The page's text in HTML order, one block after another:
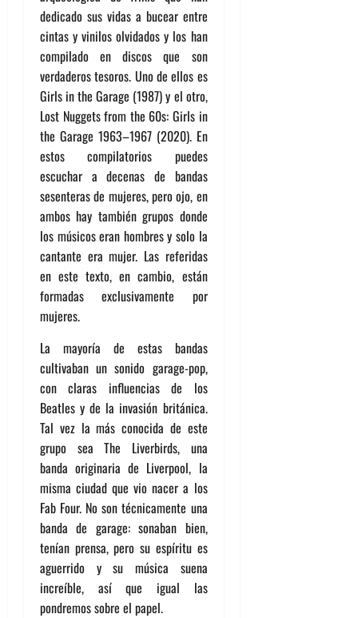
dedicado sus vidas a bucear entre
cintas y vinilos olvidados y los han
compilado en discos que son
verdaderos tesoros. Uno de ellos es
Girls in the Garage (1987) y el otro,
Lost Nuggets from the 60s: Girls in
the Garage 1963–1967 (2020). En
estos compilatorios puedes
escuchar a decenas de bandas
sesenteras de mujeres, pero ojo, en
ambos hay también grupos donde
los músicos eran hombres y solo la
cantante era mujer. Las referidas
en este texto, en cambio, están
formadas exclusivamente por
mujeres.
La mayoría de estas bandas
cultivaban un sonido garage-pop,
con claras influencias de los
Beatles y de la invasión británica.
Tal vez la más conocida de este
grupo sea The Liverbirds, una
banda originaria de Liverpool, la
misma ciudad que vio nacer a los
Fab Four. No son técnicamente una
banda de garage: sonaban bien,
tenían prensa, pero su espíritu es
aguerrido y su música suena
increíble, así que igual las
pondremos sobre el papel.